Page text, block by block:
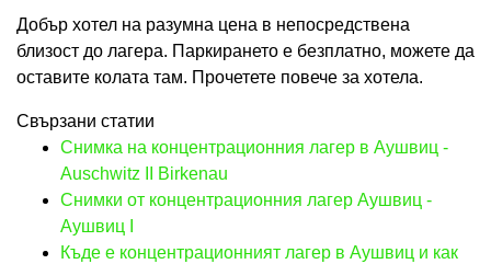
Добър хотел на разумна цена в непосредствена
близост до лагера. Паркирането е безплатно, можете да
оставите колата там. Прочетете повече за хотела.
Свързани статии
Снимка на концентрационния лагер в Аушвиц -
Auschwitz II Birkenau
Снимки от концентрационния лагер Аушвиц -
Аушвиц I
Къде е концентрационният лагер в Аушвиц и как